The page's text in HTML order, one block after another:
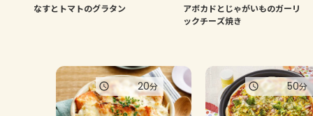
なすとトマトのグラタン
アボカドとじゃがいものガーリ
ックチーズ焼き
20分 50分